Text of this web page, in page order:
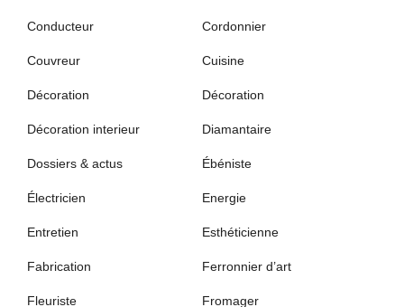
Conducteur Cordonnier
Couvreur Cuisine
Décoration Décoration
Décoration interieur Diamantaire
Dossiers & actus Ébéniste
Électricien Energie
Entretien Esthéticienne
Fabrication Ferronnier d’art
Fleuriste Fromager